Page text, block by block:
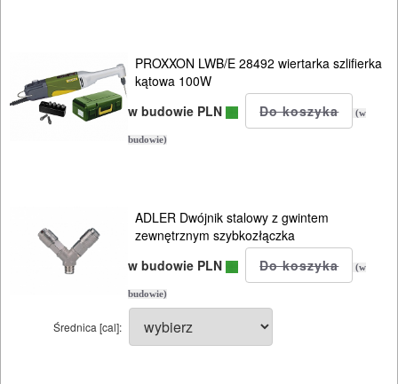
SPAWALNICTWO
URZĄDZENIA
ROZRUCHOWE
PROSTOWNIKI
AGREGATY
PRĄDOWE
ODZIEŻ
ROBOCZA
PROXXON LWB/E 28492 wiertarka szlifierka
kątowa 100W
w budowie PLN
(w
budowie)
ADLER Dwójnik stalowy z gwintem
zewnętrznym szybkozłączka
w budowie PLN
(w
budowie)
Średnica [cal]: